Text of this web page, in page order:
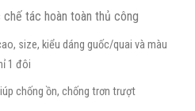
tác hoàn toàn thủ công
size, kiểu dáng guốc/quai và màu
1 đôi
chống ồn, chống trơn trượt